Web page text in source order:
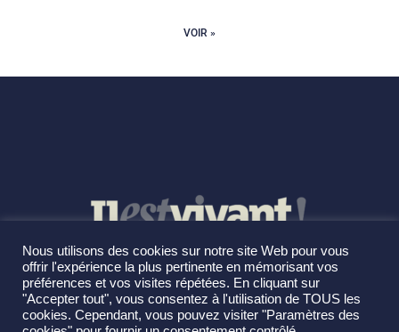
VOIR »
Nous utilisons des cookies sur notre site Web pour vous
offrir l'expérience la plus pertinente en mémorisant vos
préférences et vos visites répétées. En cliquant sur
"Accepter tout", vous consentez à l'utilisation de TOUS les
cookies. Cependant, vous pouvez visiter "Paramètres des